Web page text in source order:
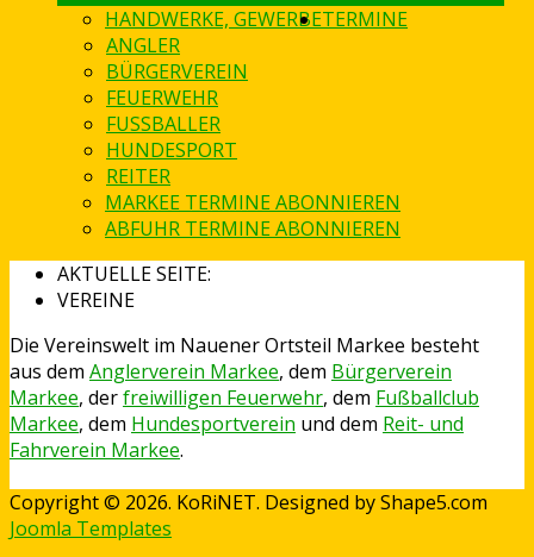
HANDWERKE, GEWERBE
ANGLER
BÜRGERVEREIN
FEUERWEHR
FUSSBALLER
HUNDESPORT
REITER
TERMINE
MARKEE TERMINE ABONNIEREN
ABFUHR TERMINE ABONNIEREN
AKTUELLE SEITE:
VEREINE
Die Vereinswelt im Nauener Ortsteil Markee besteht
aus dem Anglerverein Markee, dem Bürgerverein
Markee, derfreiwilligen Feuerwehr, dem Fußballclub
Markee, dem Hundesportverein und dem Reit- und
Fahrverein Markee.
Copyright © 2026. KoRiNET. Designed by Shape5.com
Joomla Templates